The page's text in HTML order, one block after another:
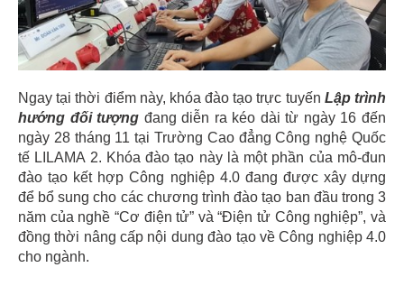
Ngay tại thời điểm này, khóa đào tạo trực tuyến Lập trình
hướng đối tượng đang diễn ra kéo dài từ ngày 16 đến
ngày 28 tháng 11 tại Trường Cao đẳng Công nghệ Quốc
tế LILAMA 2. Khóa đào tạo này là một phần của mô-đun
đào tạo kết hợp Công nghiệp 4.0 đang được xây dựng
để bổ sung cho các chương trình đào tạo ban đầu trong 3
năm của nghề “Cơ điện tử” và “Điện tử Công nghiệp”, và
đồng thời nâng cấp nội dung đào tạo về Công nghiệp 4.0
cho ngành.